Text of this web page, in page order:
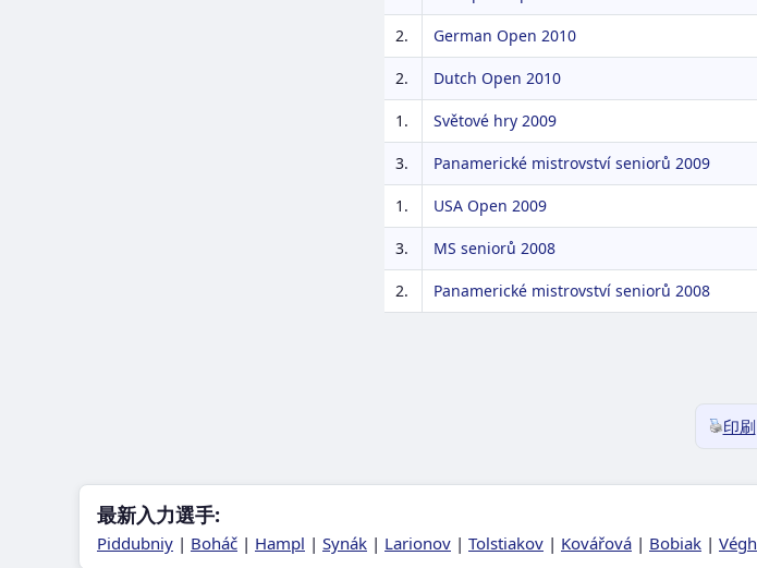
2. German Open 2010
2. Dutch Open 2010
1. Světové hry 2009
3. Panamerické mistrovství seniorů 2009
1. USA Open 2009
3. MS seniorů 2008
2. Panamerické mistrovství seniorů 2008
印刷
最新入力選手:
Piddubniy | Boháč | Hampl | Synák | Larionov | Tolstiakov | Kovářová | Bobiak | Végh